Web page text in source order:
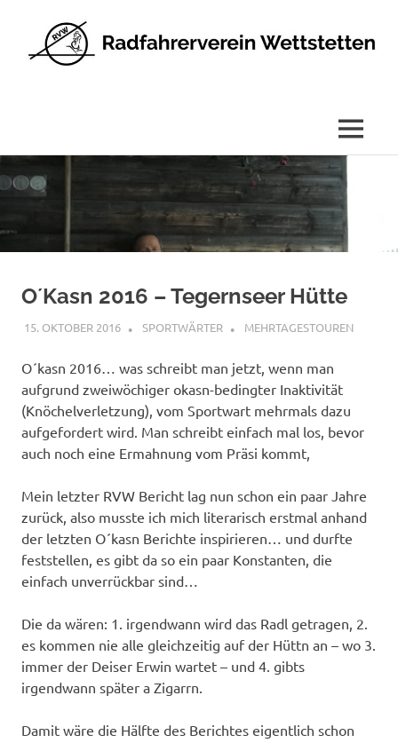
Zum
Inhalt
MENÜ
O´Kasn 2016 – Tegernseer Hütte
15. OKTOBER 2016 SPORTWÄRTER MEHRTAGESTOUREN
O´kasn 2016… was schreibt man jetzt, wenn man
aufgrund zweiwöchiger okasn-bedingter Inaktivität
(Knöchelverletzung), vom Sportwart mehrmals dazu
aufgefordert wird. Man schreibt einfach mal los, bevor
auch noch eine Ermahnung vom Präsi kommt,
Mein letzter RVW Bericht lag nun schon ein paar Jahre
zurück, also musste ich mich literarisch erstmal anhand
der letzten O´kasn Berichte inspirieren… und durfte
feststellen, es gibt da so ein paar Konstanten, die
einfach unverrückbar sind…
Die da wären: 1. irgendwann wird das Radl getragen, 2.
es kommen nie alle gleichzeitig auf der Hüttn an – wo 3.
immer der Deiser Erwin wartet – und 4. gibts
irgendwann später a Zigarrn.
Damit wäre die Hälfte des Berichtes eigentlich schon